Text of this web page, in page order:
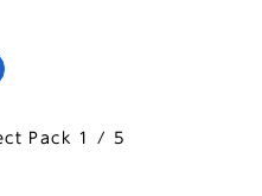
Pack 1 / 5